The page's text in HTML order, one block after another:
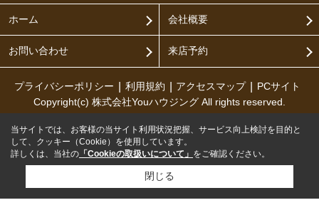
ホーム 会社概要
お問い合わせ 来店予約
プライバシーポリシー 利用規約 アクセスマップ
PCサイト
Copyright(c) 株式会社Youハウジング All rights reserved.
当サイトでは、お客様の当サイト利用状況把握、サービス向上検討を目的と
して、クッキー（Cookie）を使用しています。
詳しくは、当社の 「Cookieの取扱いについて」 をご確認ください。
閉じる